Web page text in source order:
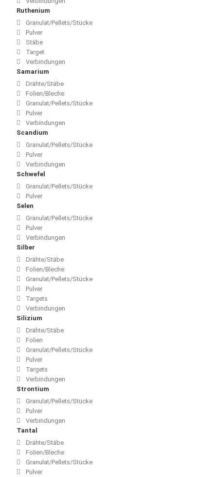
Ruthenium
Granulat/Pellets/Stücke
Pulver
Stäbe
Target
Verbindungen
Samarium
Drähte/Stäbe
Folien/Bleche
Granulat/Pellets/Stücke
Pulver
Verbindungen
Scandium
Granulat/Pellets/Stücke
Pulver
Verbindungen
Schwefel
Granulat/Pellets/Stücke
Pulver
Selen
Granulat/Pellets/Stücke
Pulver
Verbindungen
Silber
Drähte/Stäbe
Folien/Bleche
Granulat/Pellets/Stücke
Pulver
Targets
Verbindungen
Silizium
Drähte/Stäbe
Folien
Granulat/Pellets/Stücke
Pulver
Targets
Verbindungen
Strontium
Granulat/Pellets/Stücke
Pulver
Verbindungen
Tantal
Drähte/Stäbe
Folien/Bleche
Granulat/Pellets/Stücke
Pulver